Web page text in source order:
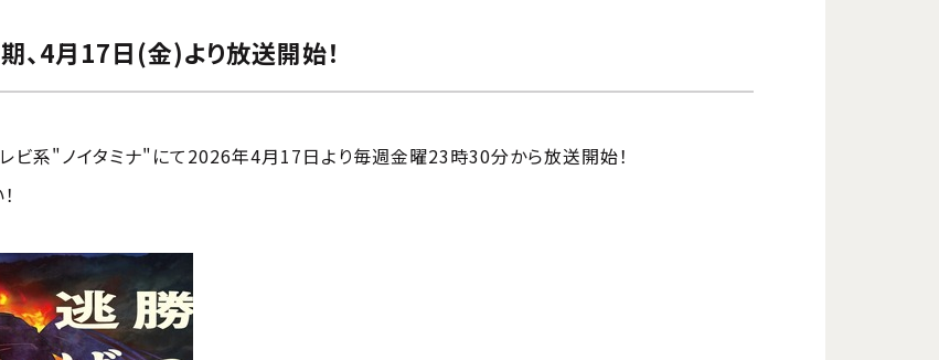
、4月17日(金)より放送開始！
ビ系"ノイタミナ"にて2026年4月17日より毎週金曜23時30分から放送開始！